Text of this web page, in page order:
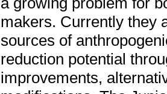
makers. Currently they
sources of
reduction potential
improvements,